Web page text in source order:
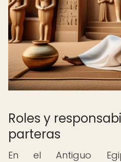
Roles y
parteras
En el Antiguo